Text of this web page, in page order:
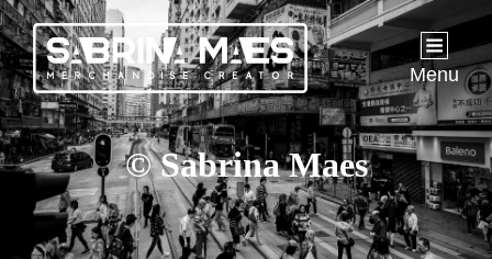
Menu
© Sabrina Maes